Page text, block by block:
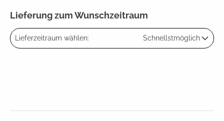
Lieferung zum Wunschzeitraum
Lieferzeitraum wählen: Schnellstmöglich